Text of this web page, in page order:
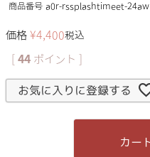
商品番号 a0r-rssplashtimeet-24aw
価格 ¥4,400税込
[ 44 ポイント ]
お気に入りに登録する
カー